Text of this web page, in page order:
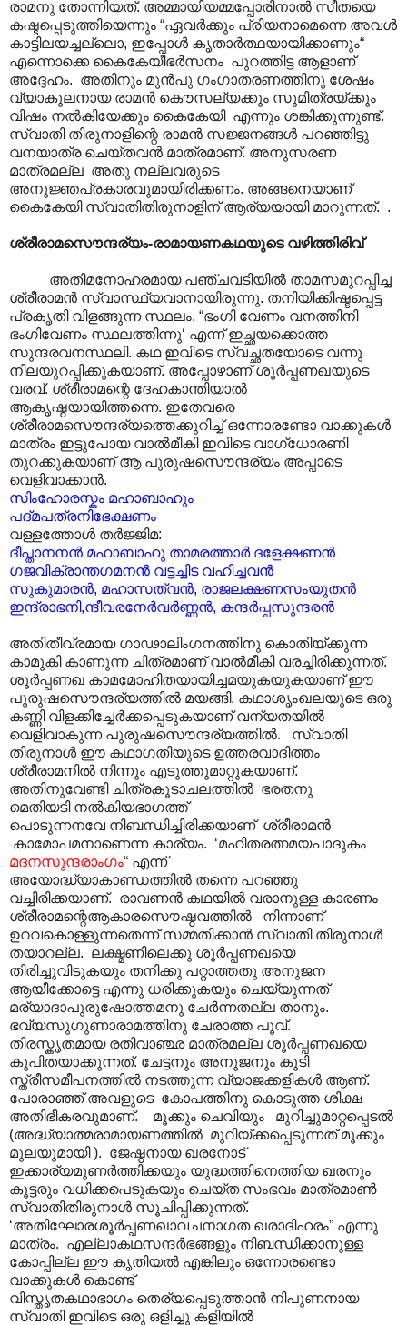
രാമനു തോന്നിയത്. അമ്മായിയമ്മപ്പോരിനാല്‍ സീതയെ
കഷ്ടപ്പെടുത്തിയെന്നും “ഏവര്‍ക്കും പ്രിയനാമെന്നെ അവള്‍
കാട്ടിലയച്ചല്ലൊ, ഇപ്പോള്‍ കൃതാര്‍ത്ഥയായിക്കാണും“
എന്നൊക്കെ കൈകേയീഭര്‍സനം ‍ പുറത്തിട്ട ആളാണ്
അദ്ദേഹം. അതിനും മുൻപു ഗംഗാതരണത്തിനു ശേഷം
വ്യാകുലനായ രാമൻ കൌസല്യക്കും സുമിത്രയ്ക്കും
വിഷം നൽകിയേക്കും കൈകേയി എന്നും ശങ്കിക്കുന്നുണ്ട്.
സ്വാതി തിരുനാളിന്റെ രാമന്‍ സജ്ജനങ്ങള്‍ പറഞ്ഞിട്ടു
വനയാത്ര ചെയ്തവന്‍ മാത്രമാണ്. അനുസരണ
മാത്രമല്ല അതു നല്ലവരുടെ
അനുജ്ഞപ്രകാരവുമായിരിക്കണം. അങ്ങനെയാണ്
കൈകേയി സ്വാതിതിരുനാളിന് ആര്യയായി മാറുന്നത്. .
ശ്രീരാമസൌന്ദര്യം-രാമായണകഥയുടെ വഴിത്തിരിവ്
അതിമനോഹരമായ പഞ്ചവടിയിൽ താമസമുറപ്പിച്ച
ശ്രീരാമൻ സ്വാസ്ഥ്യവാനായിരുന്നു. തനിയിക്കിഷ്ടപ്പെട്ട
പ്രകൃതി വിളങ്ങുന്ന സ്ഥലം. “ഭംഗി വേണം വനത്തിനി
ഭംഗിവേണം സ്ഥലത്തിന്നു‘ എന്ന് ഇച്ഛയക്കൊത്ത
സുന്ദരവനസ്ഥലി. കഥ ഇവിടെ സ്വച്ഛതയോടെ വന്നു
നിലയുറപ്പിക്കുകയാണ്. അപ്പോഴാണ് ശൂർപ്പണഖയുടെ
വരവ്. ശ്രീരാമന്റെ ദേഹകാന്തിയാൽ
ആകൃഷ്ഠയായിത്തന്നെ. ഇതേവരെ
ശ്രീരാമസൌന്ദര്യത്തെക്കുറിച്ച് ഒന്നോരണ്ടോ വാക്കുകൾ
മാത്രം ഇട്ടുപോയ വാൽമീകി ഇവിടെ വാഗ്ധോരണി
തുറക്കുകയാണ് ആ പുരുഷസൌന്ദര്യം അപ്പാടെ
വെളിവാക്കാൻ.
സിംഹോരസ്കം മഹാബാഹും
പദ്‌മപത്രനിഭേക്ഷണം
വള്ളത്തോൾ തർജ്ജിമ:
ദീപ്താനനൻ മഹാബാഹു താമരത്താർ ദളേക്ഷണൻ
ഗജവിക്രാന്തഗമനൻ വട്ടച്ചിട വഹിച്ചവൻ
സുകുമാരൻ, മഹാസത്വൻ, രാജലക്ഷണസംയുതൻ
ഇന്ദ്രാഭനി,ന്ദീവരനേർവർണ്ണൻ, കന്ദർപ്പസുന്ദരൻ
അതിതീവ്രമായ ഗാഢാലിംഗനത്തിനു കൊതിയ്ക്കുന്ന
കാമുകി കാണുന്ന ചിത്രമാണ് വാൽമീകി വരച്ചിരിക്കുന്നത്.
ശൂർപ്പണഖ കാമമോഹിതയായിച്ചമയുകയുകയാണ് ഈ
പുരുഷസൌന്ദര്യത്തിൽ മയങ്ങി. കഥാശൃംഖലയുടെ ഒരു
കണ്ണി വിളക്കിച്ചേർക്കപ്പെടുകയാണ് വന്യതയിൽ
വെളിവാകുന്ന പുരുഷസൌന്ദര്യത്തിൽ. സ്വാതി
തിരുനാൾ ഈ കഥാഗതിയുടെ ഉത്തരവാദിത്തം
ശ്രീരാമനിൽ നിന്നും എടുത്തുമാറ്റുകയാണ്.
അതിനുവേണ്ടി ചിത്രകൂടാചലത്തിൽ ഭരതനു
മെതിയടി നൽകിയഭാഗത്ത്
പൊടുന്നനവേ നിബന്ധിച്ചിരിക്കയാണ് ശ്രീരാമൻ
കാമോപമനാണെന്ന കാര്യം. ‘മഹിതരത്നമയപാദുകം
മദനസുന്ദരാംഗം“ എന്ന്
അയോദ്ധ്യാകാണ്ഡത്തിൽ തന്നെ പറഞ്ഞു
വച്ചിരിക്കയാണ്. രാവണൻ കഥയിൽ വരാനുള്ള കാരണം
ശ്രീരാമന്റെആകാരസൌഷ്ഠവത്തിൽ നിന്നാണ്
ഉറവകൊള്ളുന്നതെന്ന് സമ്മതിക്കാൻ സ്വാതി തിരുനാൾ
തയാറല്ല. ലക്ഷ്മണിലെക്കു ശൂർപ്പണഖയെ
തിരിച്ചുവിടുകയും തനിക്കു പറ്റാത്തതു അനുജന
ആയീക്കോട്ടെ എന്നു ധരിക്കുകയും ചെയ്യുന്നത്
മര്യാദാപുരുഷോത്തമനു ചേർന്നതല്ല താനും.
ഭവ്യസുഗുണാരാമത്തിനു ചേരാത്ത പൂവ്.
തിരസ്കൃതമായ രതിവാഞ്ഛ മാത്രമല്ല ശൂർപ്പണഖയെ
കുപിതയാക്കുന്നത്. ചേട്ടനും അനുജനും കൂടി
സ്ത്രീസമീപനത്തിൽ നടത്തുന്ന വ്യാജക്കളികൾ ആണ്.
പോരാഞ്ഞ് അവളുടെ കോപത്തിനു കൊടുത്ത ശിക്ഷ
അതിഭീകരവുമാണ്. മൂക്കും ചെവിയും മുറിച്ചുമാറ്റപ്പെടൽ
(അദ്ധ്യാത്മരാമായണത്തിൽ മുറിയ്ക്കപ്പെടുന്നത് മൂക്കും
മുലയുമായി ). ജേഷ്ഠനായ ഖരനോട്
ഇക്കാര്യമുണർത്തിക്കയും യുദ്ധത്തിനെത്തിയ ഖരനും
കൂട്ടരും വധിക്കപെടുകയും ചെയ്ത സംഭവം മാത്രമാൺ
സ്വാതിതിരുനാൾ സൂചിപ്പിക്കുന്നത്.
‘അതിഘോരശൂർപ്പണഖാവചനാഗത ഖരാദിഹരം” എന്നു
മാത്രം. എല്ലാകഥസന്ദർഭങ്ങളും നിബന്ധിക്കാനുള്ള
കോപ്പില്ല ഈ കൃതിയൽ എങ്കിലും ഒന്നോരണ്ടൊ
വാക്കുകൾ കൊണ്ട്
വിസ്തൃതകഥാഭാഗം തെര്യപ്പെടുത്താൻ നിപുണനായ
സ്വാതി ഇവിടെ ഒരു ഒളിച്ചു കളിയിൽ